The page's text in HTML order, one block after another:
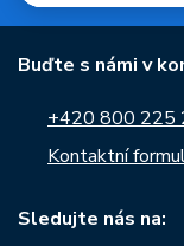
Buďte s námi v
+420 800 225
Kontaktní
Sledujte nás na: